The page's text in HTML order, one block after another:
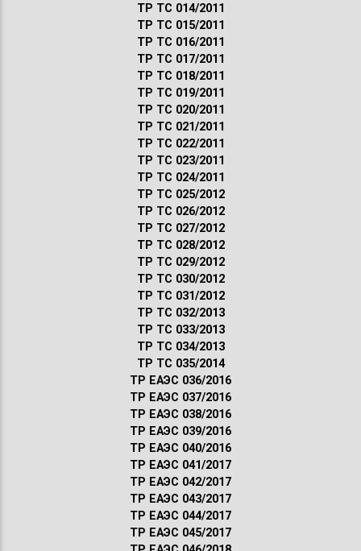
ТР ТС 014/2011
ТР ТС 015/2011
ТР ТС 016/2011
ТР ТС 017/2011
ТР ТС 018/2011
ТР ТС 019/2011
ТР ТС 020/2011
ТР ТС 021/2011
ТР ТС 022/2011
ТР ТС 023/2011
ТР ТС 024/2011
ТР ТС 025/2012
ТР ТС 026/2012
ТР ТС 027/2012
ТР ТС 028/2012
ТР ТС 029/2012
ТР ТС 030/2012
ТР ТС 031/2012
ТР ТС 032/2013
ТР ТС 033/2013
ТР ТС 034/2013
ТР ТС 035/2014
ТР ЕАЭС 036/2016
ТР ЕАЭС 037/2016
ТР ЕАЭС 038/2016
ТР ЕАЭС 039/2016
ТР ЕАЭС 040/2016
ТР ЕАЭС 041/2017
ТР ЕАЭС 042/2017
ТР ЕАЭС 043/2017
ТР ЕАЭС 044/2017
ТР ЕАЭС 045/2017